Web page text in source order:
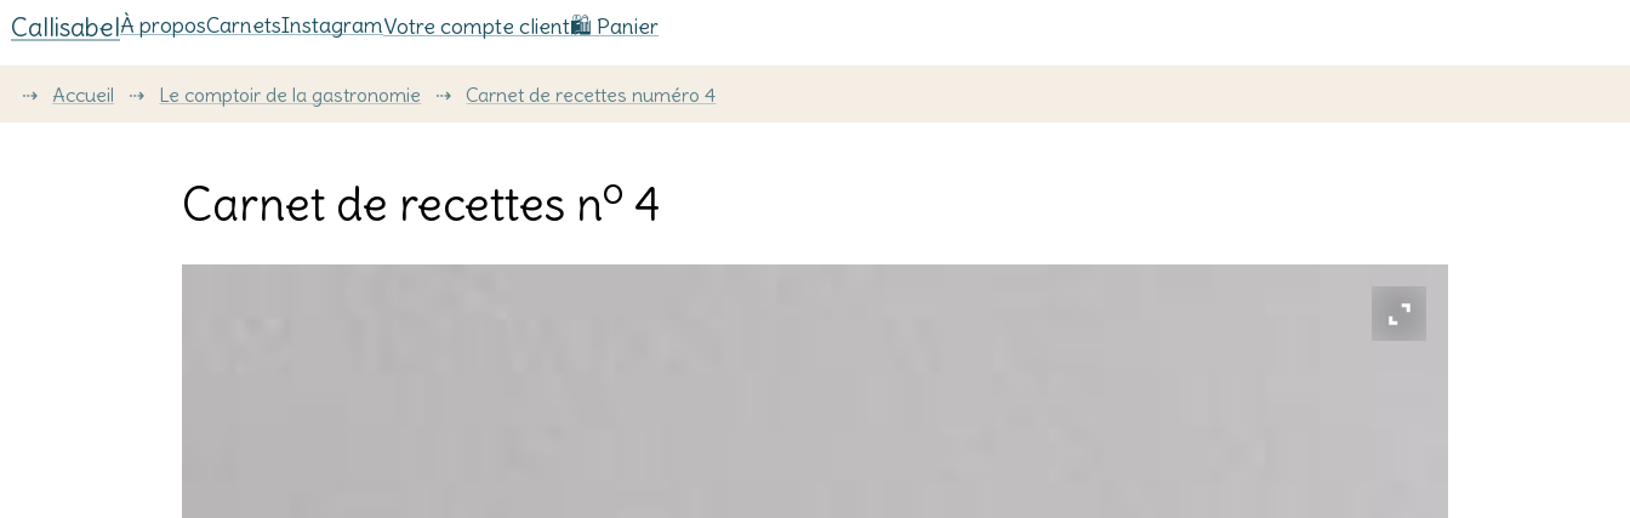
CallisabelÀ proposCarnetsInstagramVotre compte client🛍️ Panier
⇢ Accueil ⇢ Le comptoir de la gastronomie ⇢ Carnet de recettes numéro 4
Carnet de recettes no 4